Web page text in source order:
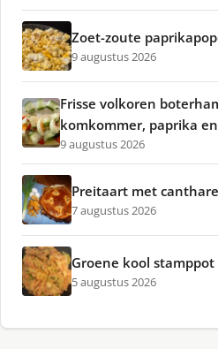
Zoet-zoute
9 augustus 2026
Frisse volkoren
komkommer, paprika
9 augustus 2026
Preitaart met
7 augustus 2026
Groene kool stamppot
5 augustus 2026